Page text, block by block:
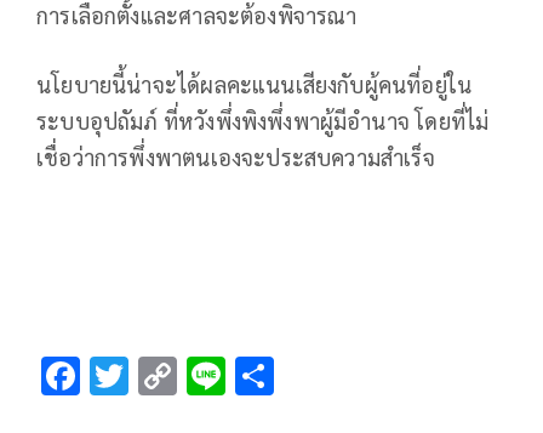
การเลือกตั้งและศาลจะต้องพิจารณา
นโยบายนี้น่าจะได้ผลคะแนนเสียงกับผู้คนที่อยู่ใน
ระบบอุปถัมภ์ ที่หวังพึ่งพิงพึ่งพาผู้มีอำนาจ โดยที่ไม่
เชื่อว่าการพึ่งพาตนเองจะประสบความสำเร็จ
F T C Li